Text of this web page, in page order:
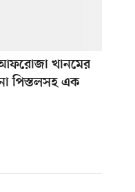
আফরোজা খানমের
পিস্তলসহ এক